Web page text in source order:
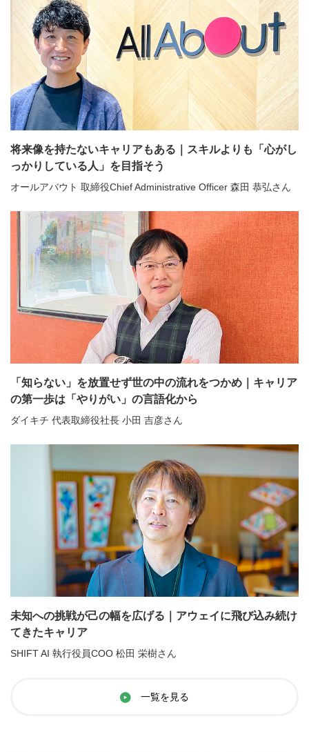
将来像を持たないキャリアもある｜スキルよりも「心がし
っかりしている人」を目指そう
オールアバウト 取締役Chief Administrative Officer 森田 恭弘さん
「知らない」を放置せず世の中の流れをつかめ｜キャリア
の第一歩は「やりがい」の言語化から
ダイキチ 代表取締役社長 小田 吉彦さん
未知への挑戦が己の幅を広げる｜アウェイに飛び込み続け
てきたキャリア
SHIFT AI 執行役員COO 松田 栄樹さん
一覧を見る